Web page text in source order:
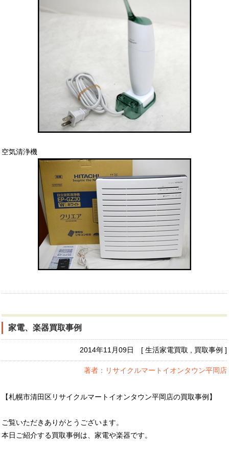
空気清浄機
家電、楽器買取事例
2014年11月09日 [ 生活家電買取 , 買取事例 ]
著者：リサイクルマートイオンタウン平岡店
【札幌市清田区リサイクルマートイオンタウン平岡店の買取事例】
ご覧いただきありがとうございます。
本日ご紹介する買取事例は、家電や楽器です。